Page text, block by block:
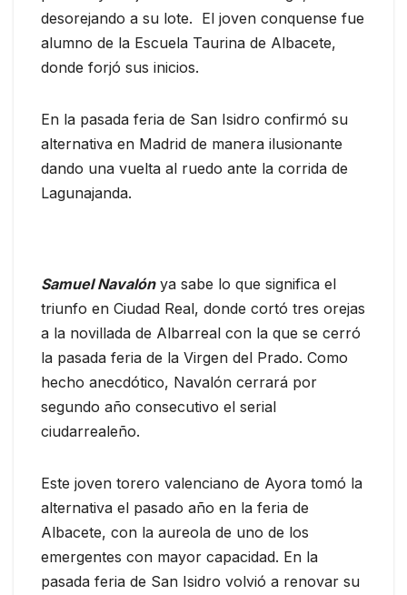
desorejando a su lote. El joven conquense fue
alumno de la Escuela Taurina de Albacete,
donde forjó sus inicios.
En la pasada feria de San Isidro confirmó su
alternativa en Madrid de manera ilusionante
dando una vuelta al ruedo ante la corrida de
Lagunajanda.
Samuel Navalónya sabe lo que significa el
triunfo en Ciudad Real, donde cortó tres orejas
a la novillada de Albarreal con la que se cerró
la pasada feria de la Virgen del Prado. Como
hecho anecdótico, Navalón cerrará por
segundo año consecutivo el serial
ciudarrealeño.
Este joven torero valenciano de Ayora tomó la
alternativa el pasado año en la feria de
Albacete, con la aureola de uno de los
emergentes con mayor capacidad. En la
pasada feria de San Isidro volvió a renovar su